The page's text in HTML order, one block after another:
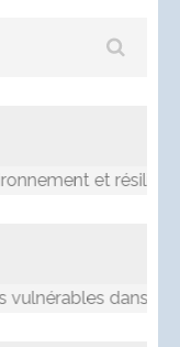
et résilients
dans le